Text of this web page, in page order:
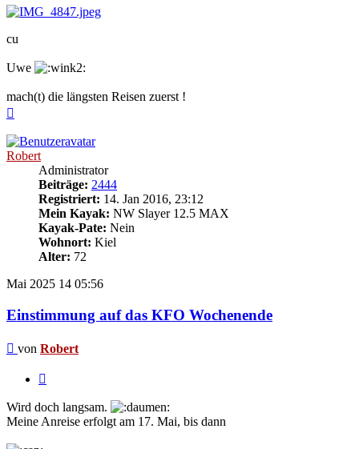
cu
Uwe
mach(t) die längsten Reisen zuerst !
Robert
Administrator
Beiträge: 2444
Registriert: 14. Jan 2016, 23:12
Mein Kayak: NW Slayer 12.5 MAX
Kayak-Pate: Nein
Wohnort: Kiel
Alter: 72
Mai 2025 14 05:56
Einstimmung auf das KFO Wochenende
Beitrag
von Robert
Wird doch langsam.
Meine Anreise erfolgt am 17. Mai, bis dann